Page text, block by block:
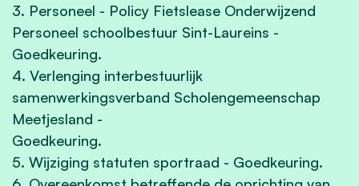
3. Personeel - Policy Fietslease Onderwijzend
Personeel schoolbestuur Sint-Laureins -
Goedkeuring.
4. Verlenging interbestuurlijk
samenwerkingsverband Scholengemeenschap
Meetjesland -
Goedkeuring.
5. Wijziging statuten sportraad - Goedkeuring.